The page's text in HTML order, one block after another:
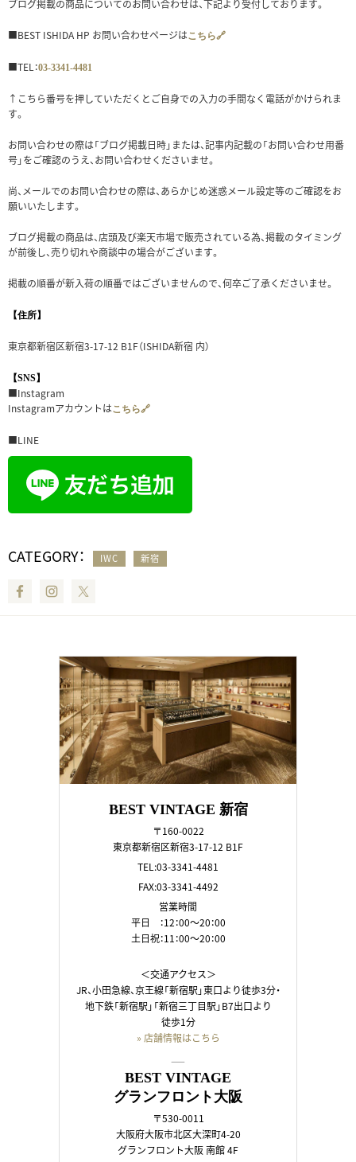
ブログ掲載の商品についてのお問い合わせは、下記より受付しております。
■BEST ISHIDA HP お問い合わせページはこちら🔗
■TEL：03-3341-4481
↑こちら番号を押していただくとご自身での入力の手間なく電話がかけられま
す。
お問い合わせの際は「ブログ掲載日時」または、記事内記載の「お問い合わせ用番
号」をご確認のうえ、お問い合わせくださいませ。
尚、メールでのお問い合わせの際は、あらかじめ迷惑メール設定等のご確認をお
願いいたします。
ブログ掲載の商品は、店頭及び楽天市場で販売されている為、掲載のタイミング
が前後し、売り切れや商談中の場合がございます。
掲載の順番が新入荷の順番ではございませんので、何卒ご了承くださいませ。
【住所】
東京都新宿区新宿3-17-12 B1F（ISHIDA新宿 内）
【SNS】
■Instagram
Instagramアカウントはこちら🔗
■LINE
CATEGORY： IWC 新宿
FacebookInstagram
BEST VINTAGE 新宿
〒160-0022
東京都新宿区新宿3-17-12 B1F
TEL:03-3341-4481
FAX:03-3341-4492
営業時間
平日 ：12：00～20：00
土日祝：11：00～20：00
＜交通アクセス＞
JR、小田急線、京王線「新宿駅」東口より徒歩3分・
地下鉄「新宿駅」「新宿三丁目駅」B7出口より
徒歩1分
» 店舗情報はこちら
――
BEST VINTAGE
グランフロント大阪
〒530-0011
大阪府大阪市北区大深町4-20
グランフロント大阪 南館 4F